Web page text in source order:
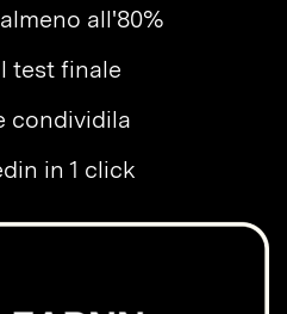
all'80%
test finale
condividila
in 1 click